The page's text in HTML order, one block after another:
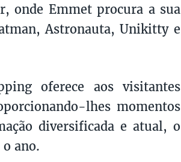
onde Emmet procura a sua
Astronauta, Unikitty e
oferece aos visitantes
lhes momentos
diversificada e atual, o
ano.